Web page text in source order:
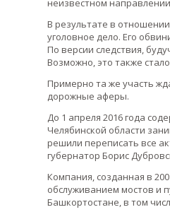
неизвестном
В результате в
уголовное дело. Его
По версии следствия,
Возможно, это также
Примерно та же участь
дорожные аферы.
До 1 апреля 2016 года
Челябинской области
решили переписать все
губернатор Борис
Компания, созданная в
обслуживанием мостов и
Башкортостане, в том